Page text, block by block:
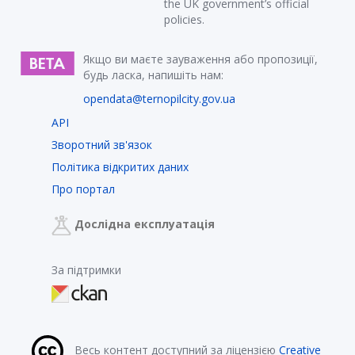
the UK government’s official
policies.
Якщо ви маєте зауваження або пропозиції,
будь ласка, напишіть нам:
opendata@ternopilcity.gov.ua
API
Зворотний зв'язок
Політика відкритих даних
Про портал
Дослідна експлуатація
За підтримки
Весь контент доступний за ліцензією Creative